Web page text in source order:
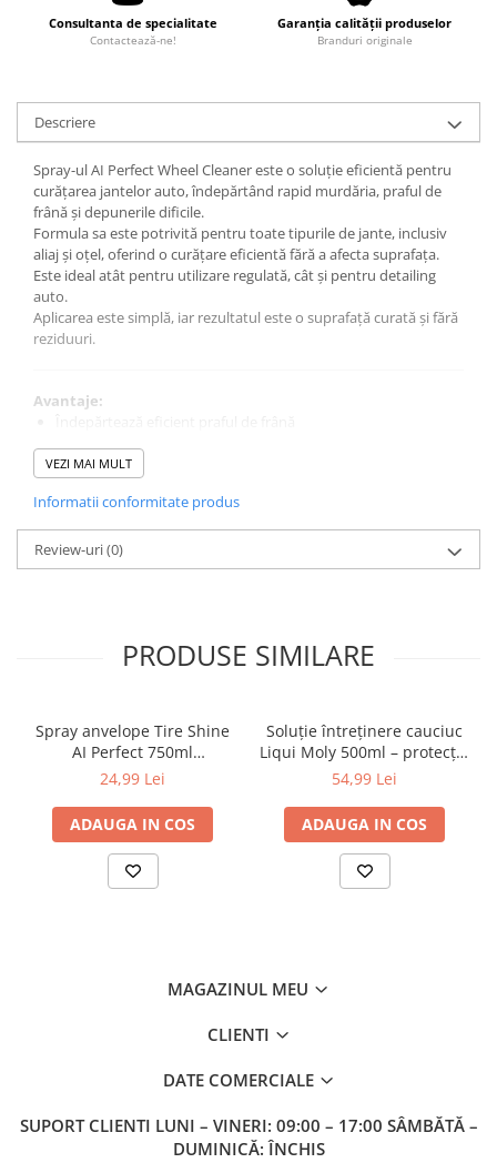
Intretinere interior
Jante si Anvelope
Siguranta Auto
Kituri siguranta
Ulei Motor
0W12
0W20
0W30
0W40
10W40
5W30
Ulei Transmisie
Consultanta de specialitate
Contactează-ne!
Garanția calității produselor
Branduri originale
Descriere
Spray-ul AI Perfect Wheel Cleaner este o soluție eficientă pentru
curățarea jantelor auto, îndepărtând rapid murdăria, praful de
frână și depunerile dificile.
Formula sa este potrivită pentru toate tipurile de jante, inclusiv
aliaj și oțel, oferind o curățare eficientă fără a afecta suprafața.
Este ideal atât pentru utilizare regulată, cât și pentru detailing
auto.
Aplicarea este simplă, iar rezultatul este o suprafață curată și fără
reziduuri.
Avantaje:
Curățare rapidă fără urme
Ușor de aplicat
Ideal pentru întreținere și detailing
Specificații tehnice:
Cantitate: 750 ml
VEZI MAI MULT
Informatii conformitate produs
Review-uri(0)
PRODUSE SIMILARE
Spray anvelope Tire Shine
AI Perfect 750ml
(100AIPCTS750) – luciu și
24,99 Lei
ADAUGA IN COS
Soluție întreținere cauciuc
Liqui Moly 500ml – protecție
și elasticitate
54,99 Lei
ADAUGA IN COS
MAGAZINUL MEU
CLIENTI
DATE COMERCIALE
SUPORT CLIENTI LUNI – VINERI: 09:00 – 17:00 SÂMBĂTĂ –
DUMINICĂ: ÎNCHIS